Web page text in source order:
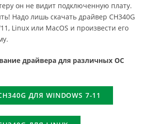
он не видит подключенную плату.
Надо лишь скачать драйвер CH340G
Linux или MacOS и произвести его
драйвера для различных ОС
ДЛЯ WINDOWS 7-11